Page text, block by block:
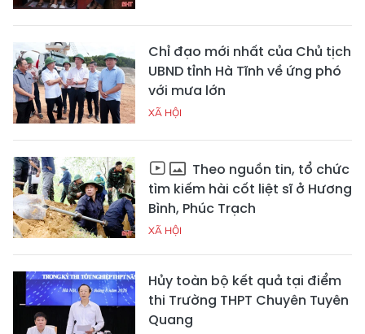
Chỉ đạo mới nhất của Chủ tịch
UBND tỉnh Hà Tĩnh về ứng phó
với mưa lớn
XÃ HỘI
Theo nguồn tin, tổ chức
tìm kiếm hài cốt liệt sĩ ở Hương
Bình, Phúc Trạch
XÃ HỘI
Hủy toàn bộ kết quả tại điểm
thi Trường THPT Chuyên Tuyên
Quang